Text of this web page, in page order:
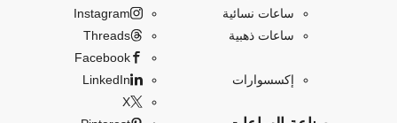
ساعات نسائية
ساعات ذهبية
إكسسوارات
Instagram
Threads
Facebook
LinkedIn
X